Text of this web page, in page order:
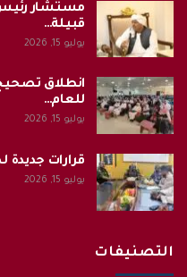
مستشار رئيس
قبيلة…
يوليو 15, 2026
انطلاق تصحيح
للعام…
يوليو 15, 2026
قرارات جديدة
يوليو 15, 2026
التصنيفات